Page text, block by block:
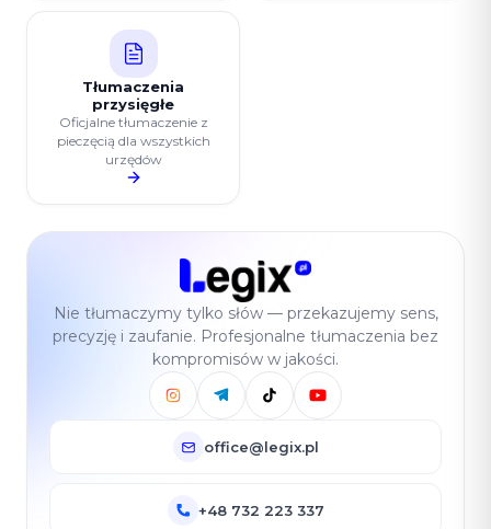
Tłumaczenia
przysięgłe
Oficjalne tłumaczenie z
pieczęcią dla wszystkich
urzędów
Nie tłumaczymy tylko słów — przekazujemy sens,
precyzję i zaufanie. Profesjonalne tłumaczenia bez
kompromisów w jakości.
office@legix.pl
+48 732 223 337